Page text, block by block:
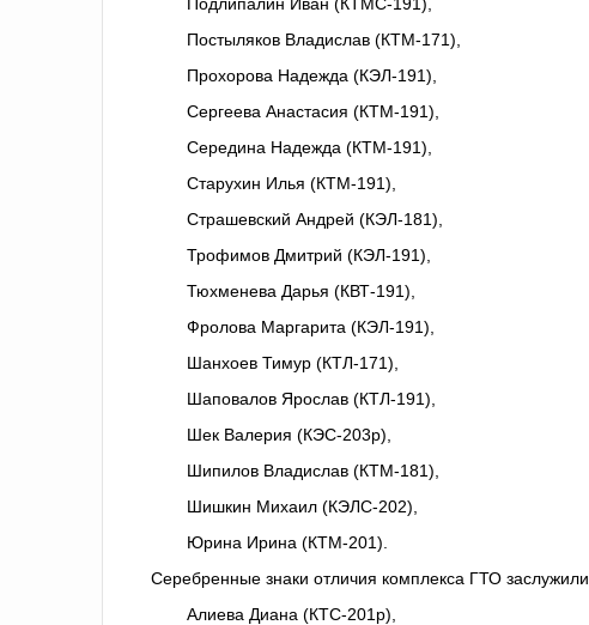
Постыляков Владислав (КТМ-171),
Прохорова Надежда (КЭЛ-191),
Сергеева Анастасия (КТМ-191),
Середина Надежда (КТМ-191),
Старухин Илья (КТМ-191),
Страшевский Андрей (КЭЛ-181),
Трофимов Дмитрий (КЭЛ-191),
Тюхменева Дарья (КВТ-191),
Фролова Маргарита (КЭЛ-191),
Шанхоев Тимур (КТЛ-171),
Шаповалов Ярослав (КТЛ-191),
Шек Валерия (КЭС-203р),
Шипилов Владислав (КТМ-181),
Шишкин Михаил (КЭЛС-202),
Юрина Ирина (КТМ-201).
Серебренные знаки отличия комплекса ГТО
Алиева Диана (КТС-201р),